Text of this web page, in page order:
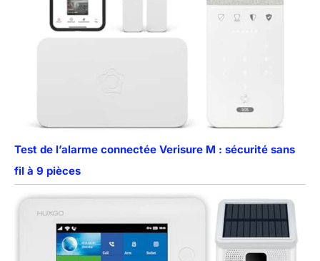
Test de l’alarme connectée Verisure M : sécurité sans
fil à 9 pièces